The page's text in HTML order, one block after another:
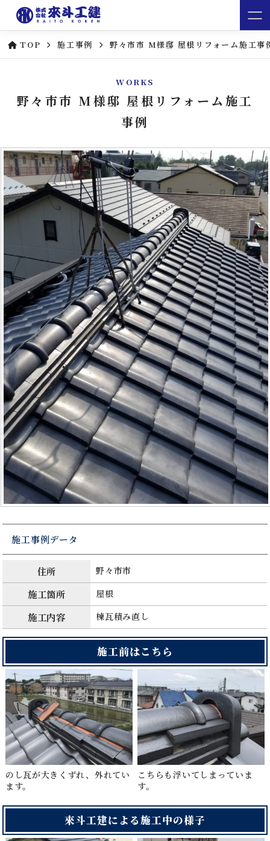
TOP 施工事例 野々市市 M様邸 屋根リフォーム施工事
WORKS
野々市市 M様邸 屋根リフォーム施工
事例
施工事例データ
住所 野々市市
施工箇所 屋根
施工内容 棟瓦積み直し
施工前はこちら
のし瓦が大きくずれ、外れてい
ます。
こちらも浮いてしまっていま
す。
來斗工建による施工中の様子